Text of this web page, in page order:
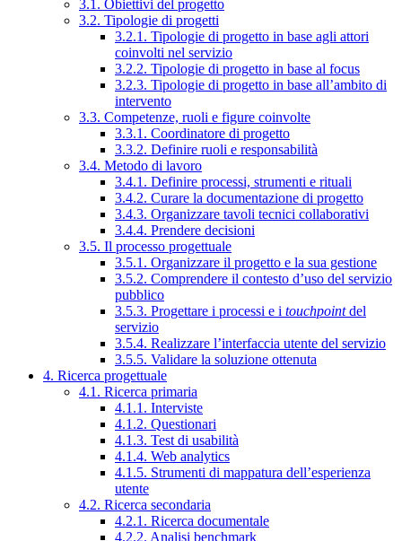
3.1. Obiettivi del progetto
3.2. Tipologie di progetti
3.2.1. Tipologie di progetto in base agli attori
coinvolti nel servizio
3.2.2. Tipologie di progetto in base al focus
3.2.3. Tipologie di progetto in base all’ambito di
intervento
3.3. Competenze, ruoli e figure coinvolte
3.3.1. Coordinatore di progetto
3.3.2. Definire ruoli e responsabilità
3.4. Metodo di lavoro
3.4.1. Definire processi, strumenti e rituali
3.4.2. Curare la documentazione di progetto
3.4.3. Organizzare tavoli tecnici collaborativi
3.4.4. Prendere decisioni
3.5. Il processo progettuale
3.5.1. Organizzare il progetto e la sua gestione
3.5.2. Comprendere il contesto d’uso del servizio
pubblico
3.5.3. Progettare i processi e i touchpointdel
servizio
3.5.4. Realizzare l’interfaccia utente del servizio
3.5.5. Validare la soluzione ottenuta
4. Ricerca progettuale
4.1. Ricerca primaria
4.1.1. Interviste
4.1.2. Questionari
4.1.3. Test di usabilità
4.1.4. Web analytics
4.1.5. Strumenti di mappatura dell’esperienza
utente
4.2. Ricerca secondaria
4.2.1. Ricerca documentale
4.2.2. Analisi benchmark